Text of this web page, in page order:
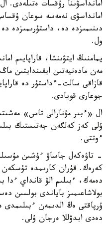
امانداسۋىنا رۇقسات
امانداسۋى نەمەسە سوعان
دىنىمىزدە دە، داستۇرىمىزدە
ول.
يمامنىڭ ايتۋىنشا، قاراپايىم
مەن مادەنيەتىن ايقىندايتىن
قازاقى سالت-ءداستۇر دە
جوعارى قويادى.
ال «ءبىر مۇنارالى تاس»
ۇلى كەز كەلگەن جەتىستىك
ءوتتى.
- تاۋەكەل جاساۋ ءۇشىن
كەرەك. قۇران كارىمدە
دەمەك، ءبىلىم الۋ قانداي ءدا
بولاشاعىمىز باياندى بولسىن
ۇرپاقتى ەڭ الدىمەن ءبىلىمدى
دەدى ابدۋللا ەرجان ۇلى.